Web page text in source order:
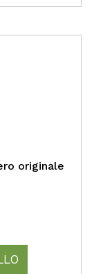
originale